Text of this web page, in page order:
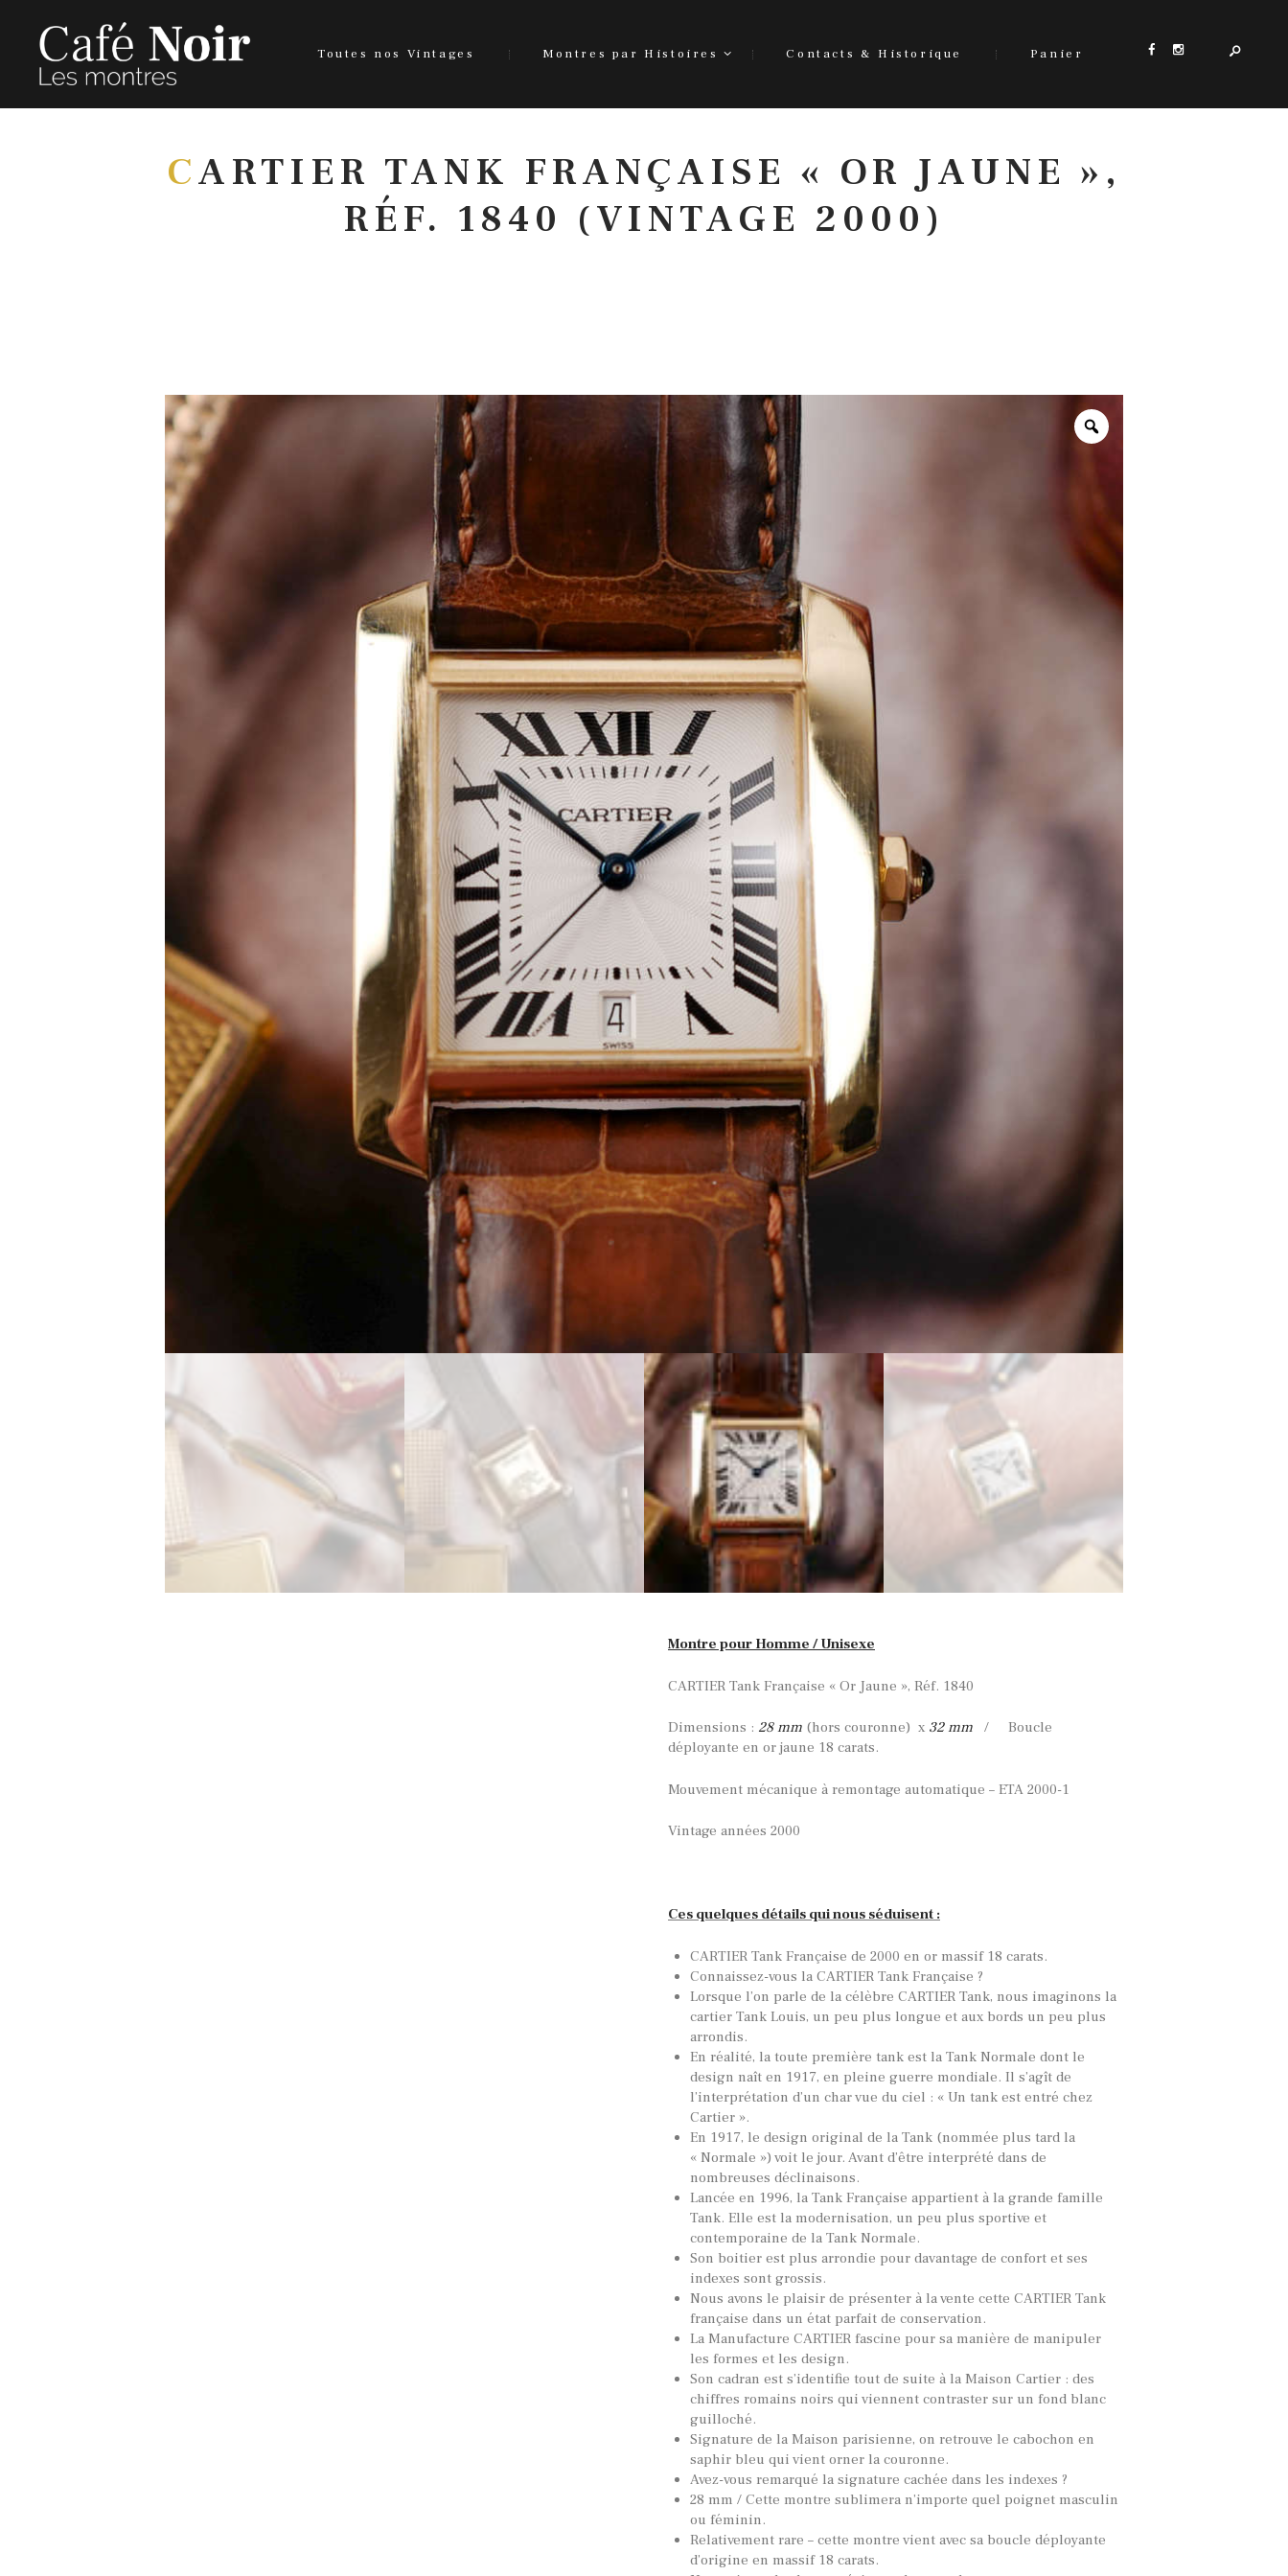
Toutes nos Vintages Montres par Histoires Contacts & Historique Panier
CARTIER TANK FRANÇAISE « OR JAUNE »,
RÉF. 1840 (VINTAGE 2000)
Montre pour Homme / Unisexe
CARTIER Tank Française « Or Jaune », Réf. 1840
Dimensions : 28 mm (hors couronne) x 32 mm
/ Boucle
déployante en or jaune 18 carats.
Mouvement mécanique à remontage automatique – ETA 2000-1
Vintage années 2000
Ces quelques détails qui nous séduisent :
CARTIER Tank Française de 2000 en or massif 18 carats.
Connaissez-vous la CARTIER Tank Française ?
Lorsque l’on parle de la célèbre CARTIER Tank, nous imaginons la
cartier Tank Louis, un peu plus longue et aux bords un peu plus
arrondis.
En réalité, la toute première tank est la Tank Normale dont le
design naît en 1917, en pleine guerre mondiale. Il s’agît de
l’interprétation d’un char vue du ciel : « Un tank est entré chez
Cartier ».
En 1917, le design original de la Tank (nommée plus tard la
« Normale ») voit le jour. Avant d’être interprété dans de
nombreuses déclinaisons.
Lancée en 1996, la Tank Française appartient à la grande famille
Tank. Elle est la modernisation, un peu plus sportive et
contemporaine de la Tank Normale.
Son boitier est plus arrondie pour davantage de confort et ses
indexes sont grossis.
Nous avons le plaisir de présenter à la vente cette CARTIER Tank
française dans un état parfait de conservation.
La Manufacture CARTIER fascine pour sa manière de manipuler
les formes et les design.
Son cadran est s’identifie tout de suite à la Maison Cartier : des
chiffres romains noirs qui viennent contraster sur un fond blanc
guilloché.
Signature de la Maison parisienne, on retrouve le cabochon en
saphir bleu qui vient orner la couronne.
Avez-vous remarqué la signature cachée dans les indexes ?
28 mm / Cette montre sublimera n’importe quel poignet masculin
ou féminin.
Relativement rare – cette montre vient avec sa boucle déployante
d’origine en massif 18 carats.